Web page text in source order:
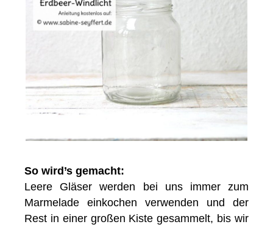
So wird’s gemacht:
Leere Gläser werden bei uns immer zum
Marmelade einkochen verwenden und der
Rest in einer großen Kiste gesammelt, bis wir